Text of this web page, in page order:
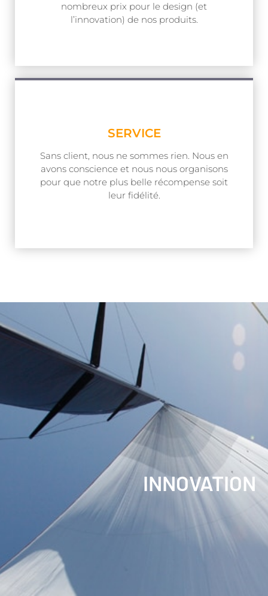
nombreux prix pour le design (et
l’innovation) de nos produits.
SERVICE
Sans client, nous ne sommes rien. Nous en
avons conscience et nous nous organisons
pour que notre plus belle récompense soit
leur fidélité.
PERFORMANCE